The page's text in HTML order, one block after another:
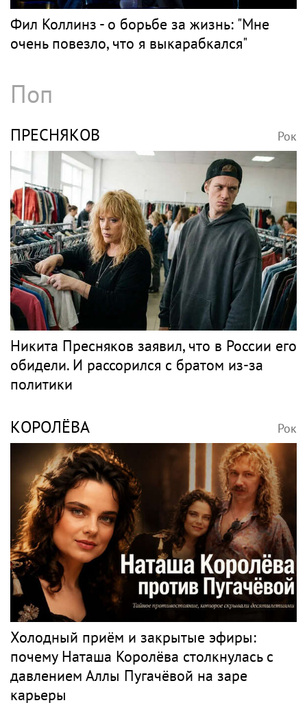
Фил Коллинз - о борьбе за жизнь: "Мне
очень повезло, что я выкарабкался"
Поп
ПРЕСНЯКОВ Рок
Никита Пресняков заявил, что в России его
обидели. И рассорился с братом из-за
политики
КОРОЛЁВА Рок
Холодный приём и закрытые эфиры:
почему Наташа Королёва столкнулась с
давлением Аллы Пугачёвой на заре
карьеры